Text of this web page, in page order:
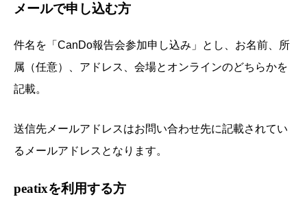
メールで申し込む方
件名を「CanDo報告会参加申し込み」とし、お名前、所
属（任意）、アドレス、会場とオンラインのどちらかを
記載。
送信先メールアドレスはお問い合わせ先に記載されてい
るメールアドレスとなります。
peatixを利用する方